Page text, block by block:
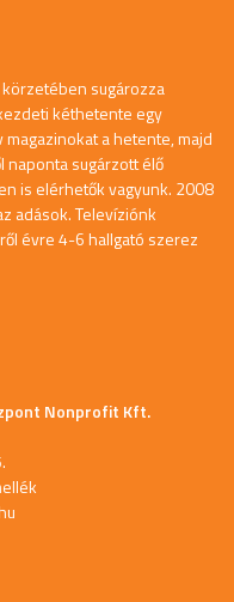
sugározza
kéthetente egy
a hetente, majd
sugárzott élő
is elérhetők vagyunk. 2008
adások. Televíziónk
évre 4-6 hallgató szerez
Nonprofit Kft.